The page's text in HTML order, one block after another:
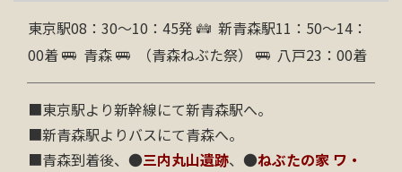
東京駅08：30～10：45発
新青森駅11：50～14：
00着
青森 （青森ねぶた祭） 八戸23：00着
■東京駅より新幹線にて新青森駅へ。
■新青森駅よりバスにて青森へ。
■青森到着後、●三内丸山遺跡、●ねぶたの家 ワ・